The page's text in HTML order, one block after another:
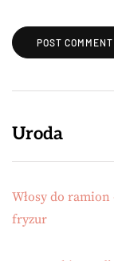
Uroda
Włosy do
fryzur